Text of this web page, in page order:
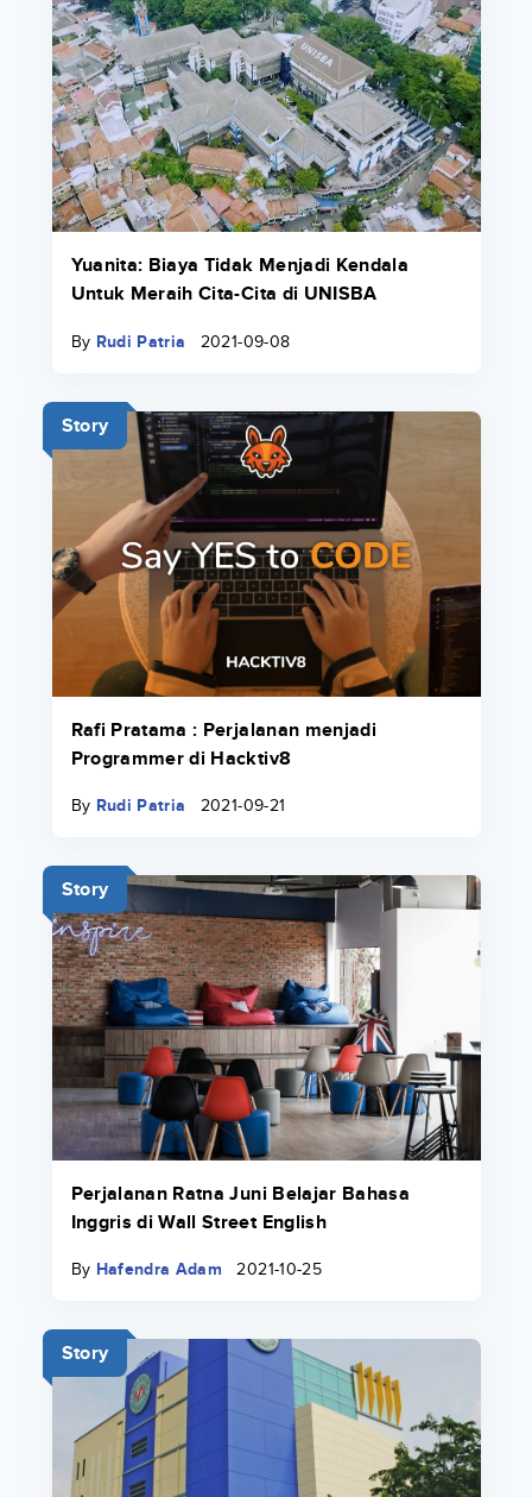
Yuanita: Biaya Tidak Menjadi Kendala
Untuk Meraih Cita-Cita di UNISBA
By Rudi Patria 2021-09-08
Story
Rafi Pratama : Perjalanan menjadi
Programmer di Hacktiv8
By Rudi Patria 2021-09-21
Story
Perjalanan Ratna Juni Belajar Bahasa
Inggris di Wall Street English
By Hafendra Adam 2021-10-25
Story